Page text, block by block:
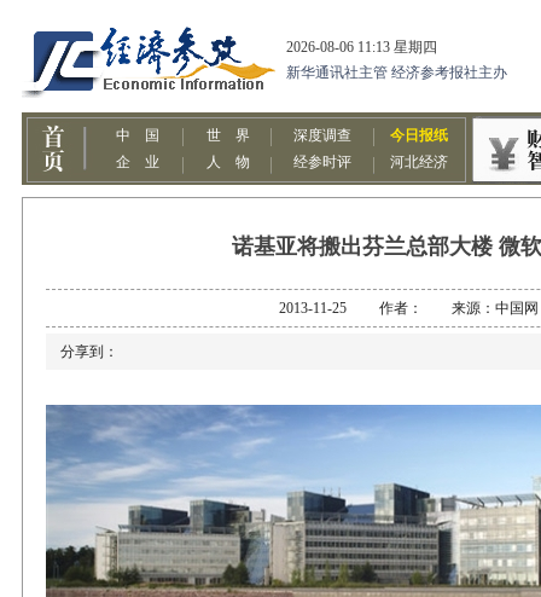
诺基亚将搬出芬兰总部大楼 微
2013-11-25 作者： 来源：中国网
分享到：